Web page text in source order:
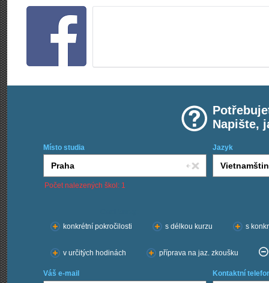
Napište,
Místo studia Jazyk
Počet nalezených škol: 1
konkrétní pokročilosti
s délkou kurzu s
v určitých hodinách příprava na jaz. zkoušku
Váš e-mail Kontaktní